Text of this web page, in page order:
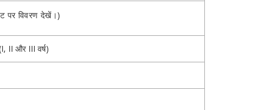
पर विवरण देखें।)
II और III वर्ष)